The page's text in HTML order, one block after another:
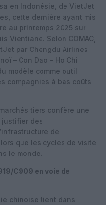
en Indonésie, de VietJet
cette dernière ayant mis
au printemps 2025 sur
Vientiane. Selon COMAC,
par Chengdu Airlines
– Con Dao – Ho Chi
modèle comme outil
compagnies à bas coûts
tiers confère une
des
de
que les cycles de visite
le monde.
C909 en voie de
chinoise tient dans